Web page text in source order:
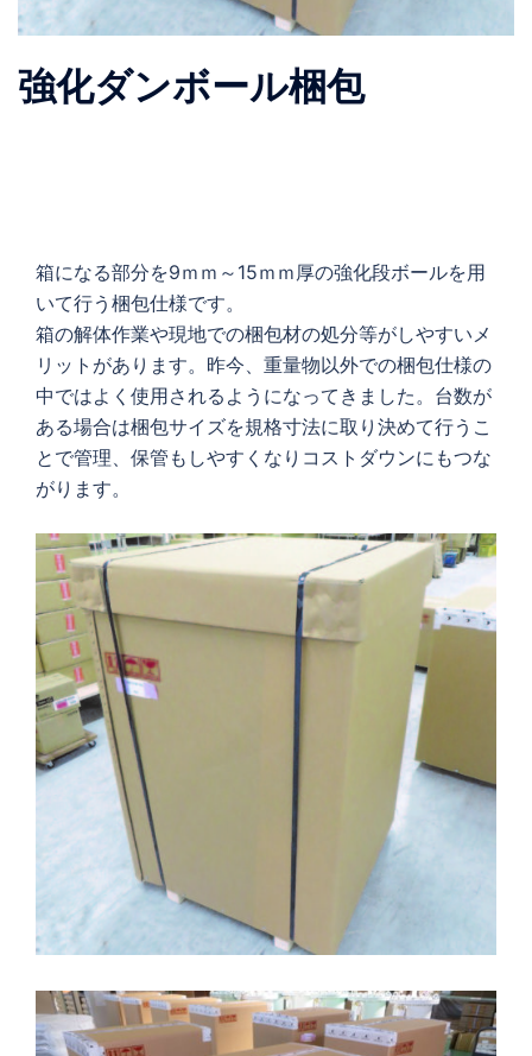
強化ダンボール梱包
箱になる部分を9ｍｍ～15ｍｍ厚の強化段ボールを用
いて行う梱包仕様です。
箱の解体作業や現地での梱包材の処分等がしやすいメ
リットがあります。昨今、重量物以外での梱包仕様の
中ではよく使用されるようになってきました。台数が
ある場合は梱包サイズを規格寸法に取り決めて行うこ
とで管理、保管もしやすくなりコストダウンにもつな
がります。